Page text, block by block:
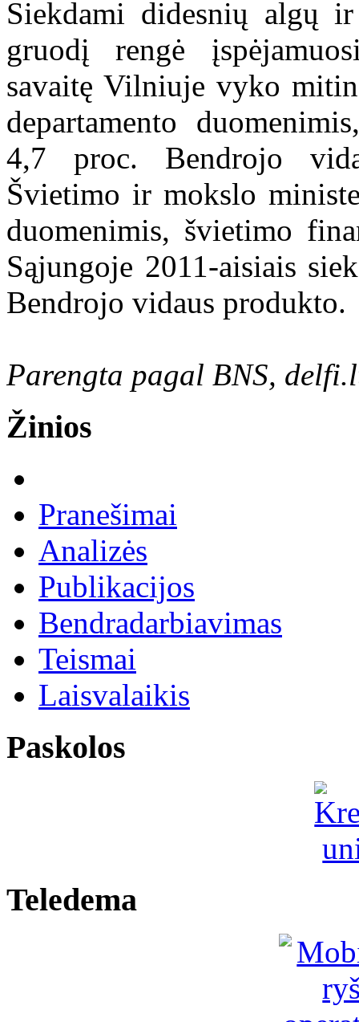
Siekdami didesnių algų
gruodį rengė
savaitę Vilniuje vyko
departamento
4,7 proc. Bendrojo
Švietimo ir mokslo
duomenimis, švietimo
Sąjungoje 2011-aisiais
Bendrojo vidaus produkto.
Parengta pagal BNS,
Žinios
Pranešimai
Analizės
Publikacijos
Bendradarbiavimas
Teismai
Laisvalaikis
Paskolos
Teledema